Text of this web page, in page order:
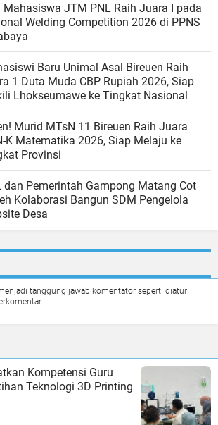
Mahasiswa JTM PNL Raih Juara I pada
Welding Competition 2026 di PPNS
Baru Unimal Asal Bireuen Raih
1 Duta Muda CBP Rupiah 2026, Siap
Lhokseumawe ke Tingkat Nasional
Murid MTsN 11 Bireuen Raih Juara
K Matematika 2026, Siap Melaju ke
Provinsi
dan Pemerintah Gampong Matang Cot
Kolaborasi Bangun SDM Pengelola
Desa
tanggung jawab komentator seperti diatur
Kompetensi Guru
Teknologi 3D Printing